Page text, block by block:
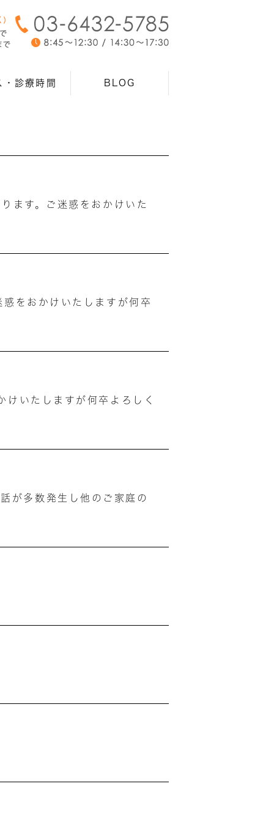
・診療時間 BLOG
ます。ご迷惑をおかけいた
をおかけいたしますが何卒
いたしますが何卒よろしく
が多数発生し他のご家庭の